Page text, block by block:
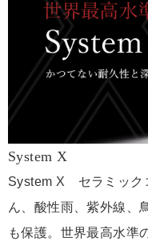
System X
System X セラミック
ん、酸性雨、紫外線、
も保護。世界最高水準